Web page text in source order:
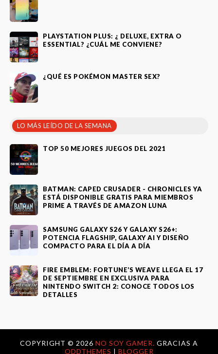
PLAYSTATION PLUS: ¿ DELUXE, EXTRA O
ESSENTIAL? ¿CUÁL ME CONVIENE?
¿QUÉ ES POKÉMON MASTER SEX?
LO MÁS LEÍDO DE LA SEMANA
TOP 50 MEJORES JUEGOS DEL 2021
BATMAN: CAPED CRUSADER - CHRONICLES YA
ESTÁ DISPONIBLE GRATIS PARA MIEMBROS
PRIME A TRAVÉS DE AMAZON LUNA
SAMSUNG GALAXY S26 Y GALAXY S26+:
POTENCIA FLAGSHIP, GALAXY AI Y DISEÑO
COMPACTO PARA EL DÍA A DÍA
FIRE EMBLEM: FORTUNE’S WEAVE LLEGA EL 17
DE SEPTIEMBRE EN EXCLUSIVA PARA
NINTENDO SWITCH 2: CONOCE TODOS LOS
DETALLES
COPYRIGHT © 2026 NO SOY GAMER. GRACIAS A
ODDTHEMES | BLOGGER